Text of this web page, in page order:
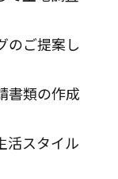
のご提案し
書類の作成
活スタイル